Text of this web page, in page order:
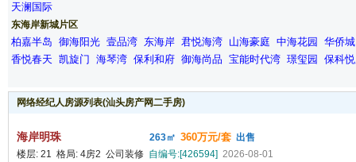
天澜国际
东海岸新城片区
柏嘉半岛 御海阳光 壹品湾 东海岸 君悦海湾 山海豪庭 中海花园
华侨城
香悦春天 凯旋门 海琴湾 保利和府 御海尚品 宝能时代湾 璟玺园 保科
网络经纪人房源列表(汕头房产网二手房)
海岸明珠 263㎡ 360万元/套 出售
楼层: 21 格局: 4房2 公司装修 自编号:[426594] 2026-08-01